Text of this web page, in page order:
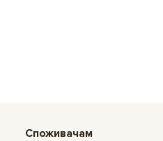
Споживачам